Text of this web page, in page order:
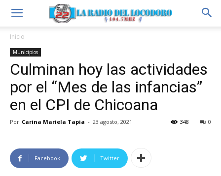
Inicio
Municipios
Culminan hoy las actividades
por el “Mes de las infancias”
en el CPI de Chicoana
Por Carina Mariela Tapia - 23 agosto, 2021 0
348
Facebook Twitter